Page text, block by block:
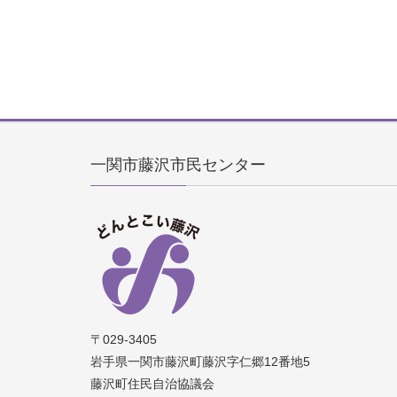
一関市藤沢市民センター
〒029-3405
岩手県一関市藤沢町藤沢字仁郷12番地5
藤沢町住民自治協議会